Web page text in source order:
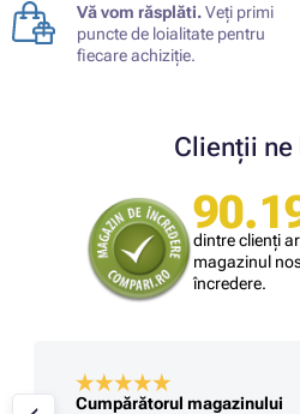
Vă vom răsplăti.Veți primi
puncte de loialitate pentru
fiecare achiziție.
Clienții ne
dintre clienți
magazinul
încredere.
Cumpărătorul magazinului